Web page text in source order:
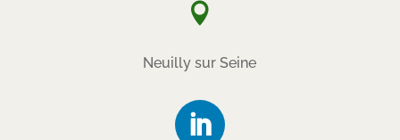

Neuilly sur Seine